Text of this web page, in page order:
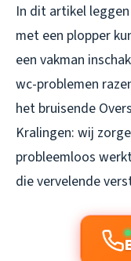
In dit artikel
met een plopper
een vakman
wc-problemen
het bruisende
Kralingen: wij
probleemloos
die vervelende